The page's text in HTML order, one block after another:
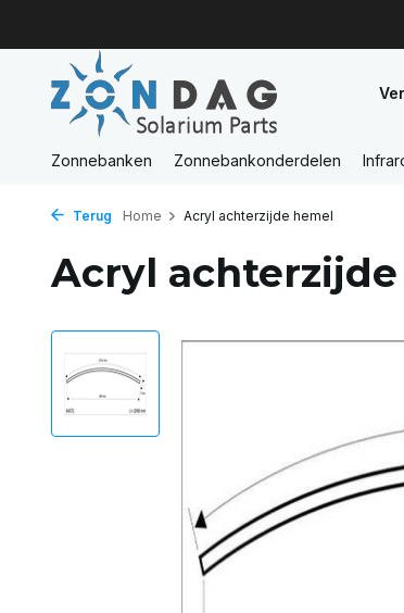
Zonnebanken Zonnebankonderdelen
Terug Home Acryl achterzijde hemel
Acryl